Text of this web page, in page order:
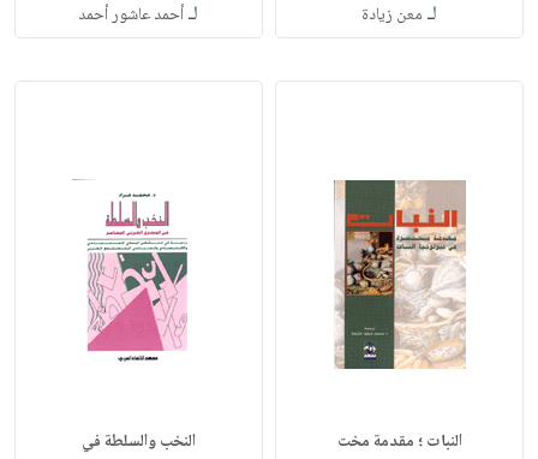
لـ معن زيادة لـأحمد عاشور أحمد
النبات ؛ مقدمة مخت النخب والسلطة في